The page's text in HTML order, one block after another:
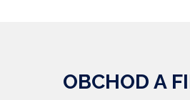
OBCHOD A